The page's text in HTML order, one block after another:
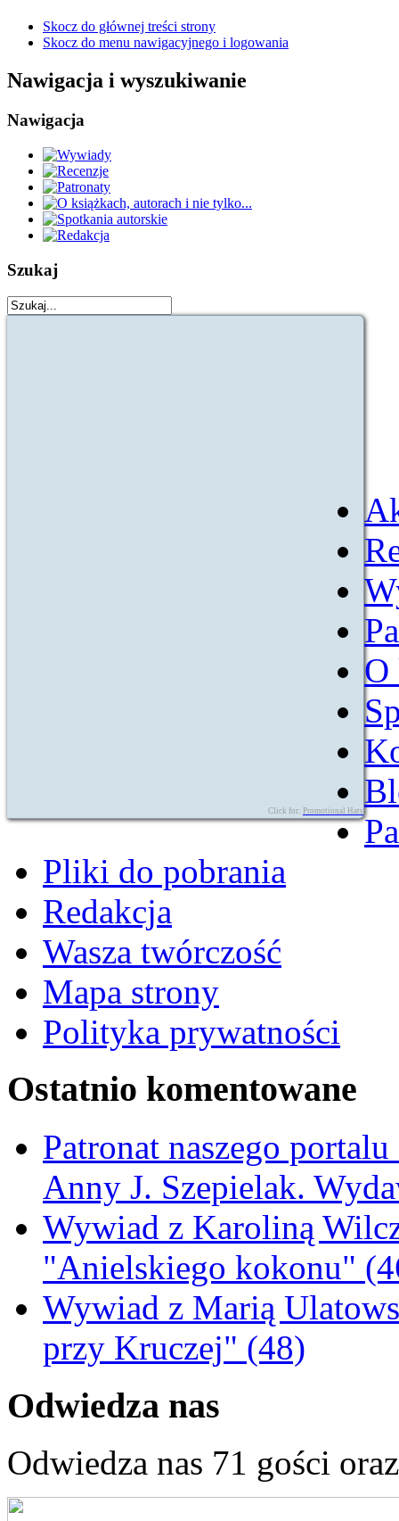
Skocz do głównej treści strony
Skocz do menu nawigacyjnego i logowania
Nawigacja i wyszukiwanie
Nawigacja
Szukaj
Click for: Promotional Hats
O
Pliki do pobrania
Redakcja
Wasza twórczość
Mapa strony
Polityka prywatności
Ostatnio komentowane
Patronat naszego
Anny J. Szepielak.
Wywiad z Karoliną
"Anielskiego kokonu"
Wywiad z Marią
przy Kruczej" (48)
Odwiedza nas
Odwiedza nas 71 gości